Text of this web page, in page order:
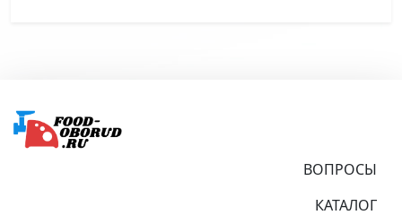
ВОПРОСЫ
КАТАЛОГ